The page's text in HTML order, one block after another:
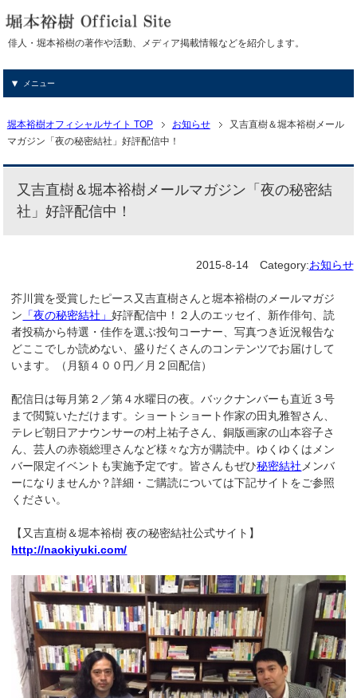
俳人・堀本裕樹の著作や活動、メディア掲載情報などを紹介します。
メニュー
堀本裕樹オフィシャルサイト TOP お知らせ
又吉直樹＆堀本裕樹メール
マガジン「夜の秘密結社」好評配信中！
又吉直樹＆堀本裕樹メールマガジン「夜の秘密結
社」好評配信中！
2015-8-14Category:お知らせ
芥川賞を受賞したピース又吉直樹さんと堀本裕樹のメールマガジ
ン 「夜の秘密結社」好評配信中！２人のエッセイ、新作俳句、読
者投稿から特選・佳作を選ぶ投句コーナー、写真つき近況報告な
どここでしか読めない、盛りだくさんのコンテンツでお届けして
います。（月額４００円／月２回配信）
配信日は毎月第２／第４水曜日の夜。バックナンバーも直近３号
まで閲覧いただけます。ショートショート作家の田丸雅智さん、
テレビ朝日アナウンサーの村上祐子さん、銅版画家の山本容子さ
ん、芸人の赤嶺総理さんなど様々な方が購読中。ゆくゆくはメン
バー限定イベントも実施予定です。皆さんもぜひ秘密結社 メンバ
ーになりませんか？詳細・ご購読については下記サイトをご参照
ください。
【又吉直樹＆堀本裕樹 夜の秘密結社公式サイト】
http://naokiyuki.com/